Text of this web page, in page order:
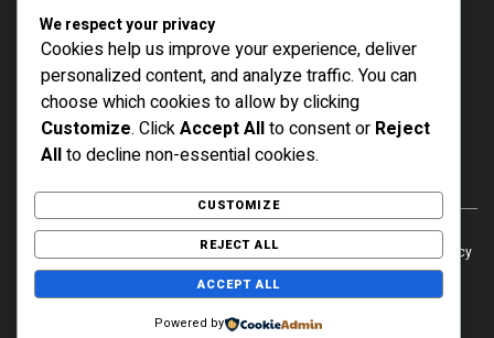
New business:
info@bmkg-sumsel.go.id
namecompany@example.com
© 2025 BMKG Sumatera Selatan. All rights reserved. Privacy policy
Terms & use
We respect your privacy
Cookies help us improve your experience, deliver
personalized content, and analyze traffic. You can
choose which cookies to allow by clicking
Customize. ClickAccept Allto consent or Reject
Allto decline non-essential cookies.
CUSTOMIZE
REJECT ALL
ACCEPT ALL
Powered by